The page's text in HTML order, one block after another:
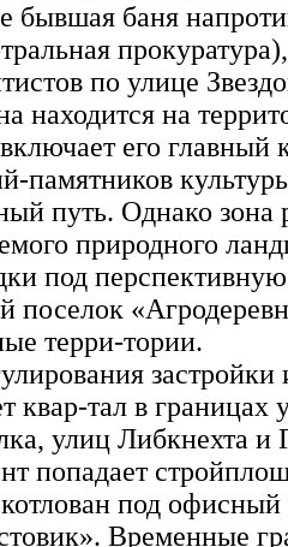
баня
по улице
находится на
его главный
памятников
путь. Однако зона
природного
под
поселок
терри-тории.
застройки
квар-тал в границах
улиц Либкнехта и
попадает
под
Временные